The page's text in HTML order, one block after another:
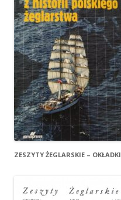
ZESZYTY ŻEGLARSKIE – OKŁADKI